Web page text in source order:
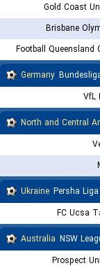
Gold Coast
Brisbane
Football Queensland
Germany
VfL
North and Central
Ukraine Persha Liga
FC Ucsa
Australia NSW
Prospect